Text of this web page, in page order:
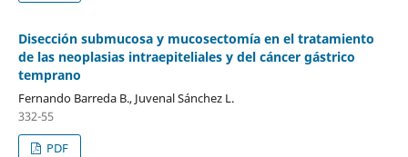
Disección submucosa y mucosectomía en el tratamiento
de las neoplasias intraepiteliales y del cáncer gástrico
temprano
Fernando Barreda B., Juvenal Sánchez L.
332-55
PDF